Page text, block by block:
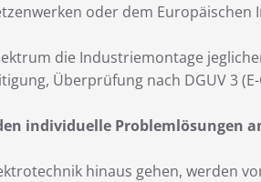
oder dem Europäischen
die Industriemontage
Überprüfung nach DGUV 3
individuelle Problemlösungen
hinaus gehen, werden